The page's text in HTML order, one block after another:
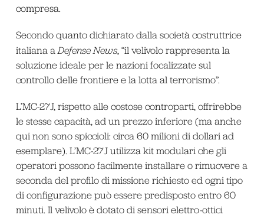
compresa.
Secondo quanto dichiarato dalla società costruttrice
italiana aDefense News, “il velivolo rappresenta la
soluzione ideale per le nazioni focalizzate sul
controllo delle frontiere e la lotta al terrorismo”.
L’MC-27J, rispetto alle costose controparti, offrirebbe
le stesse capacità, ad un prezzo inferiore (ma anche
qui non sono spiccioli: circa 60 milioni di dollari ad
esemplare). L’MC-27J utilizza kit modulari che gli
operatori possono facilmente installare o rimuovere a
seconda del profilo di missione richiesto ed ogni tipo
di configurazione può essere predisposto entro 60
minuti. Il velivolo è dotato di sensori elettro-ottici